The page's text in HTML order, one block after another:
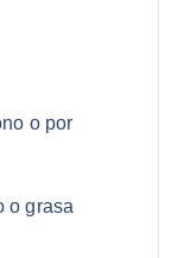
o por
o grasa